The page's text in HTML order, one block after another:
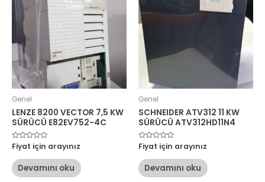
Genel
LENZE 8200 VECTOR 7,5 KW
SÜRÜCÜ E82EV752-4C
5
üzerinden
oy
aldı
Fiyat için arayınız
Devamını oku
Genel
SCHNEIDER ATV312 11 KW
SÜRÜCÜ ATV312HD11N4
5
üzerinden
oy
aldı
Fiyat için arayınız
Devamını oku